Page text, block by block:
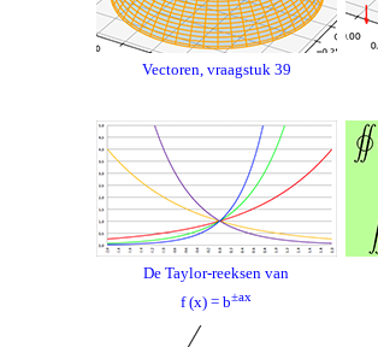
Vectoren, vraagstuk 39
De Taylor-reeksen van
f (x) = b±ax